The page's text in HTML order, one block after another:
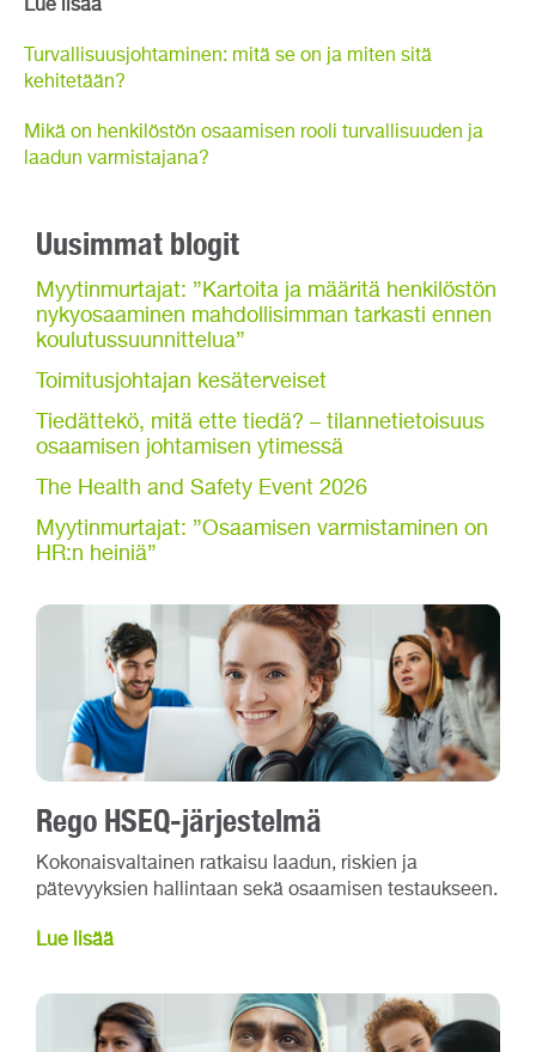
Lue lisää
Turvallisuusjohtaminen: mitä se on ja miten sitä
kehitetään?
Mikä on henkilöstön osaamisen rooli turvallisuuden ja
laadun varmistajana?
Uusimmat blogit
Myytinmurtajat: ”Kartoita ja määritä henkilöstön
nykyosaaminen mahdollisimman tarkasti ennen
koulutussuunnittelua”
Toimitusjohtajan kesäterveiset
Tiedättekö, mitä ette tiedä? – tilannetietoisuus
osaamisen johtamisen ytimessä
The Health and Safety Event 2026
Myytinmurtajat: ”Osaamisen varmistaminen on
HR:n heiniä”
Rego HSEQ-järjestelmä
Kokonaisvaltainen ratkaisu laadun, riskien ja
pätevyyksien hallintaan sekä osaamisen testaukseen.
Lue lisää